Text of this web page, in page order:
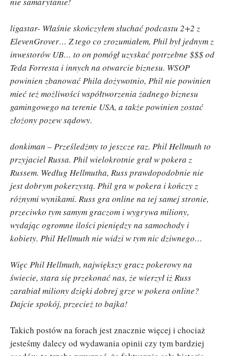
ligastar- Właśnie skończyłem słuchać podcastu 2+2 z
ElevenGrover… Z tego co zrozumiałem, Phil był jednym z
inwestorów UB… to on pomógł uzyskać potrzebne $$$ od
Teda Forresta i innych na otwarcie biznesu. WSOP
powinien zbanować Phila dożywotnio, Phil nie powinien
mieć też możliwości współtworzenia żadnego biznesu
gamingowego na terenie USA, a także powinien zostać
złożony pozew sądowy.
donkiman – Prześledźmy to jeszcze raz. Phil Hellmuth to
przyjaciel Russa. Phil wielokrotnie grał w pokera z
Russem. Według Hellmutha, Russ prawdopodobnie nie
jest dobrym pokerzystą. Phil gra w pokera i kończy z
różnymi wynikami. Russ gra online na tej samej stronie,
przeciwko tym samym graczom i wygrywa miliony,
wydając ogromne ilości pieniędzy na samochody i
kobiety. Phil Hellmuth nie widzi w tym nic dziwnego…
Więc Phil Hellmuth, największy gracz pokerowy na
świecie, stara się przekonać nas, że wierzył iż Russ
zarabiał miliony dzięki dobrej grze w pokera online?
Dajcie spokój, przecież to bajka!
Takich postów na forach jest znacznie więcej i chociaż
jesteśmy dalecy od wydawania opinii czy tym bardziej